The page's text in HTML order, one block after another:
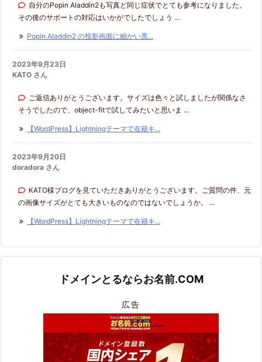
自分のPopin Aladdin2も写真ど同じ症状でとても参考になりました。
その後のサポートの対応はいかがでしたでしょう ...
Popin Aladdin2 の投影画面に細かい黒...
2023年9月23日
KATO さん
ご返信ありがとうございます。サイズは色々と試しましたが関係なさ
そうでしたので、object-fitで試してみたいと思いま ...
【WordPress】Lightningテーマで在籍キ...
2023年9月20日
doradora さん
KATO様ブログを見ていただきありがとうございます。ご質問の件、元
の画像サイズがとても大きいものなのではないでしょうか。 ...
【WordPress】Lightningテーマで在籍キ...
ドメインとるならお名前.COM
広告